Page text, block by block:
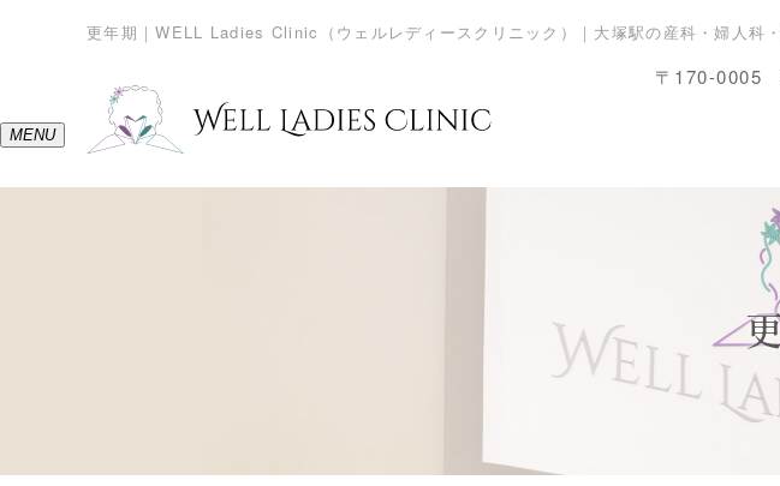
〒170-0005
MENU
更年期｜WELL Ladies Clinic（ウェルレディースクリニック）｜大塚駅の産科・婦人科